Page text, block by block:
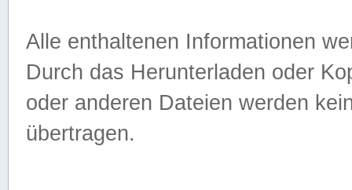
Alle enthaltenen Informationen
Durch das Herunterladen oder
oder anderen Dateien werden
übertragen.